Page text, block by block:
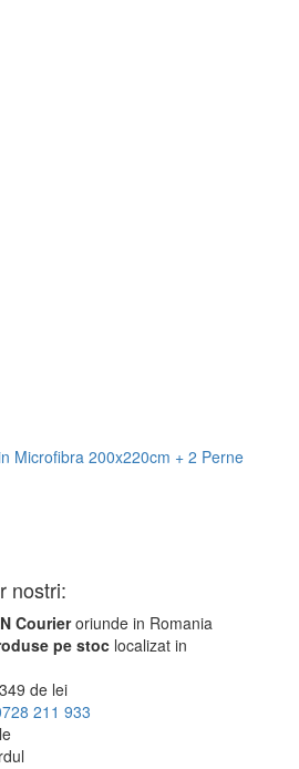
Microfibra 200x220cm + 2 Perne
nostri:
Courieroriunde in Romania
pe stoc localizat in
de lei
211 933